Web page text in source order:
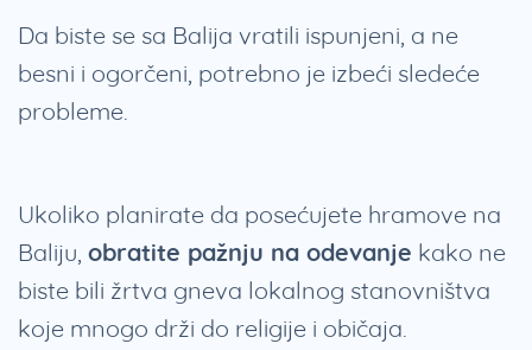
Da biste se sa Balija vratili ispunjeni, a ne
besni i ogorčeni, potrebno je izbeći sledeće
probleme.
Ukoliko planirate da posećujete hramove na
Baliju, obratite pažnju na odevanje kako ne
biste bili žrtva gneva lokalnog stanovništva
koje mnogo drži do religije i običaja.